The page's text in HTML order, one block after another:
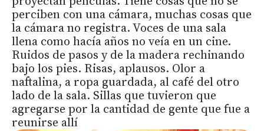
perciben con una cámara, muchas cosas que
la cámara no registra. Voces de una sala
llena como hacía años no veía en un cine.
Ruidos de pasos y de la madera rechinando
bajo los pies. Risas, aplausos. Olor a
naftalina, a ropa guardada, al café del otro
lado de la sala. Sillas que tuvieron que
agregarse por la cantidad de gente que fue a
reunirse allí